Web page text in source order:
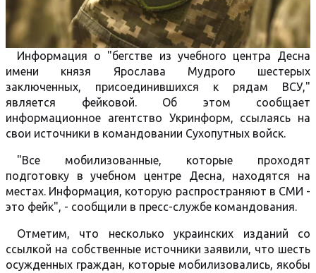
Информация о "бегстве из учебного центра Десна
имени князя Ярослава Мудрого шестерых
заключенных, присоединившихся к рядам ВСУ,"
является фейковой. Об этом сообщает
информационное агентство Укринформ, ссылаясь на
свои источники в командовании Сухопутных войск.
"Все мобилизованные, которые проходят
подготовку в учебном центре Десна, находятся на
местах. Информация, которую распространяют в СМИ -
это фейк", - сообщили в пресс-службе командования.
Отметим, что несколько украинских изданий со
ссылкой на собственные источники заявили, что шесть
осужденных граждан, которые мобилизовались, якобы